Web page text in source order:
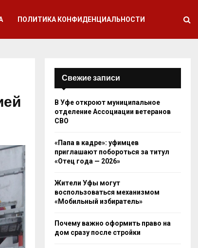
ПОЛИТИКА КОНФИДЕНЦИАЛЬНОСТИ
Свежие записи
В Уфе откроют муниципальное
отделение Ассоциации ветеранов
СВО
«Папа в кадре»: уфимцев
приглашают побороться за титул
«Отец года — 2026»
Жители Уфы могут
воспользоваться механизмом
«Мобильный избиратель»
Почему важно оформить право на
дом сразу после стройки